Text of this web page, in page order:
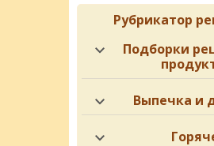
Рубрикатор
Подборки
Выпечка и